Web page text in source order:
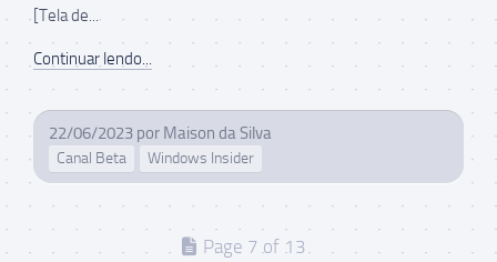
[Tela de...
Continuar lendo...
22/06/2023 por Maison da Silva
Canal Beta Windows Insider
Page 7 of 13